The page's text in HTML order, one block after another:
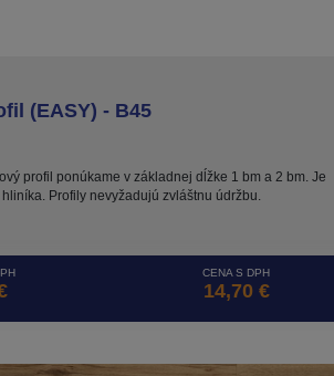
(EASY) - B45
profil ponúkame v základnej dĺžke 1 bm a 2 bm. Je
Profily nevyžadujú zvláštnu údržbu.
CENA S DPH
14,70 €